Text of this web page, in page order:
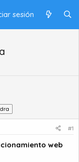
sesión
#1
web